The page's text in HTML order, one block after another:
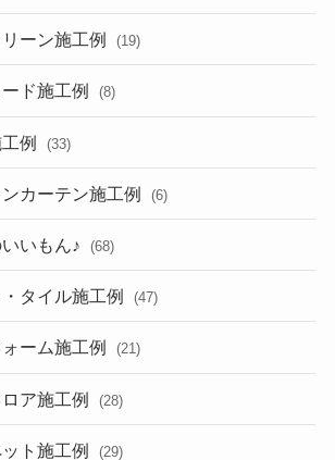
ーン施工例 (19)
ド施工例 (8)
例 (33)
カーテン施工例 (6)
いもん♪ (68)
タイル施工例 (47)
ーム施工例 (21)
ア施工例 (28)
ト施工例 (29)